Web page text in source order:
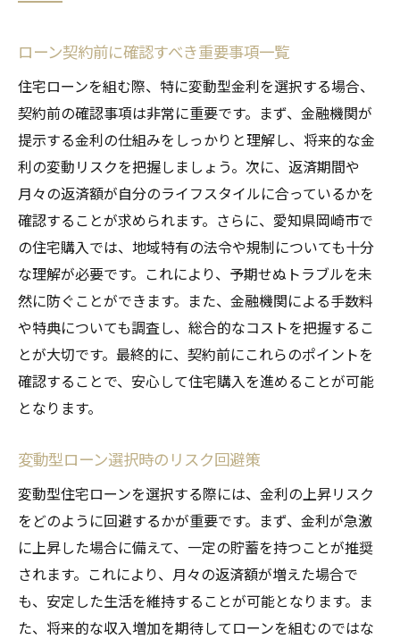
ローン契約前に確認すべき重要事項一覧
住宅ローンを組む際、特に変動型金利を選択する場合、
契約前の確認事項は非常に重要です。まず、金融機関が
提示する金利の仕組みをしっかりと理解し、将来的な金
利の変動リスクを把握しましょう。次に、返済期間や
月々の返済額が自分のライフスタイルに合っているかを
確認することが求められます。さらに、愛知県岡崎市で
の住宅購入では、地域特有の法令や規制についても十分
な理解が必要です。これにより、予期せぬトラブルを未
然に防ぐことができます。また、金融機関による手数料
や特典についても調査し、総合的なコストを把握するこ
とが大切です。最終的に、契約前にこれらのポイントを
確認することで、安心して住宅購入を進めることが可能
となります。
変動型ローン選択時のリスク回避策
変動型住宅ローンを選択する際には、金利の上昇リスク
をどのように回避するかが重要です。まず、金利が急激
に上昇した場合に備えて、一定の貯蓄を持つことが推奨
されます。これにより、月々の返済額が増えた場合で
も、安定した生活を維持することが可能となります。ま
た、将来的な収入増加を期待してローンを組むのではな